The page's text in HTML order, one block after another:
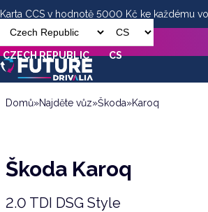
Karta CCS v hodnotě 5000 Kč ke každému
CZECH REPUBLIC CS
Škoda Karoq
459 000Kč(vč. DPH)
Domů»Najděte vůz»Škoda»Karoq
Škoda Karoq
2.0 TDI DSG Style